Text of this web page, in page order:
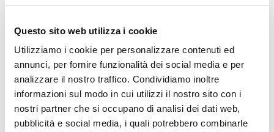
Questo sito web utilizza i cookie
Utilizziamo i cookie per personalizzare contenuti ed
annunci, per fornire funzionalità dei social media e per
analizzare il nostro traffico. Condividiamo inoltre
informazioni sul modo in cui utilizzi il nostro sito con i
nostri partner che si occupano di analisi dei dati web,
pubblicità e social media, i quali potrebbero combinarle
Le prevendite per le partite con Fiorentina e Como allo
ulteriori riduzioni di prezzo in alcuni settori rispetto alle
di 4 tagliandi, senza tessere del tifoso Dna Genoa, anche
sul canale online. Inizio, costo e modalità per le prevendite
settore ospiti saranno comunicate dopo le determinazioni
delle autorità competenti.
Genoa-Fiorentina: giovedì 31/10, ore 18:30
Genoa-Como: giovedì 07/11, ore 20:45 (biglietto gratuito